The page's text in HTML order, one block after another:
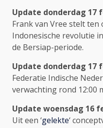
Update donderdag 17
Frank van Vree stelt ten
Indonesische revolutie
de Bersiap-periode.
Update donderdag 17
Federatie Indische
verwachting rond 12:00
Update woensdag 16
Uit een ‘gelekte‘